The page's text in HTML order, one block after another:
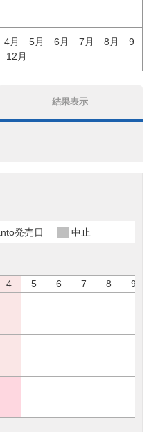
4月 5月 6月 7月 8月
9
12月
結果表示
発売日 中止
4 5 6 7 8 9